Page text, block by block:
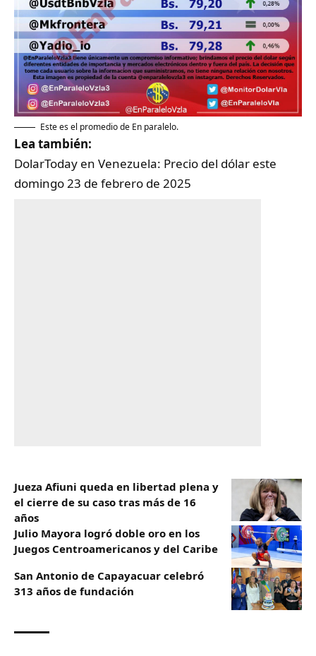
Este es el promedio de En paralelo.
Lea también:
DolarToday en Venezuela: Precio del dólar este
domingo 23 de febrero de 2025
Jueza Afiuni queda en libertad plena y
el cierre de su caso tras más de 16
años
Julio Mayora logró doble oro en los
Juegos Centroamericanos y del Caribe
San Antonio de Capayacuar celebró
313 años de fundación